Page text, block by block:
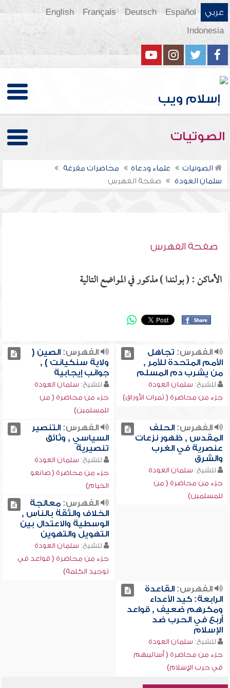
عربي Español
Deutsch
Français
English
Indonesia
الصوتيات
الصوتيات علماء ودعاة
محاضرات مفرغة
سلمان العودة
صفحة الفهرس
صفحة الفهرس
الأماكن : ( بولندا ) مذكور في المواضع التالية
الفهرس: تجاهل
الأمم المتحدة للأمر ,
من يشرب دم المسلم
للشيخ: سلمان العودة
جزء من محاضرة ( ثمرات الأوراق)
الفهرس:الصين (
ولاية سنكيانت ) ,
جوانب إيجابية
للشيخ: سلمان العودة
جزء من محاضرة ( من
للمسلمين)
الفهرس:الحلف
المقدس , ظهور نزعات
عنصرية في الغرب
والشرق
للشيخ: سلمان العودة
جزء من محاضرة ( من
للمسلمين)
الفهرس:التنصير
السياسي , وثائق
تنصيرية
للشيخ: سلمان العودة
جزء من محاضرة ( صانعو
الخيام)
الفهرس:معالجة
الخلاف والثقة بالناس ,
الوسطية والاعتدال بين
التهويل والتهوين
للشيخ: سلمان العودة
جزء من محاضرة ( قواعد في
توحيد الكلمة)
الفهرس:القاعدة
الرابعة: كيد الأعداء
ومكرهم ضعيف , قواعد
أربع في الحرب ضد
الإسلام
للشيخ: سلمان العودة
جزء من محاضرة ( أساليبهم
في حرب الإسلام)